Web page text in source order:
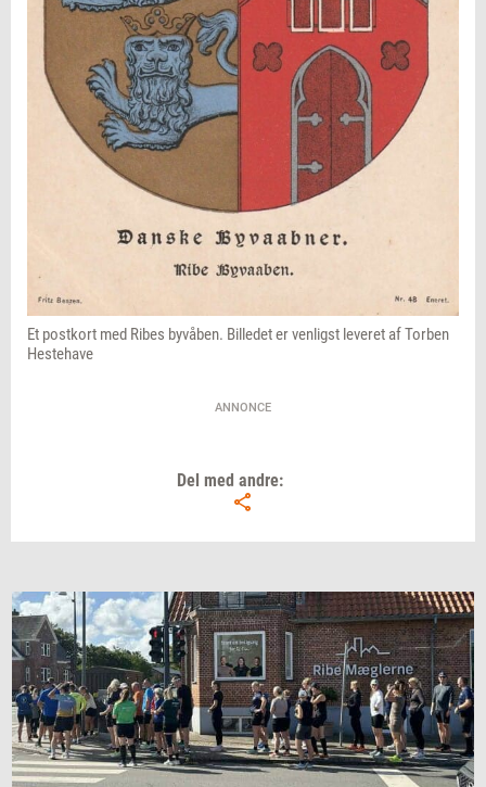
Et postkort med Ribes byvåben. Billedet er venligst leveret af Torben
Hestehave
ANNONCE
Del med andre: